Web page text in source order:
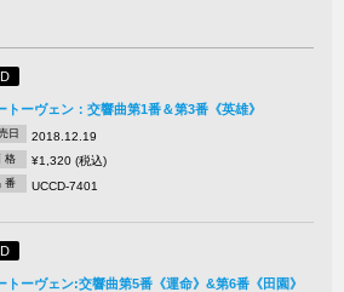
トーヴェン：交響曲第1番＆第3番《英雄》
日 2018.12.19
格 ¥1,320 (税込)
番 UCCD-7401
トーヴェン:交響曲第5番《運命》&第6番《田園》